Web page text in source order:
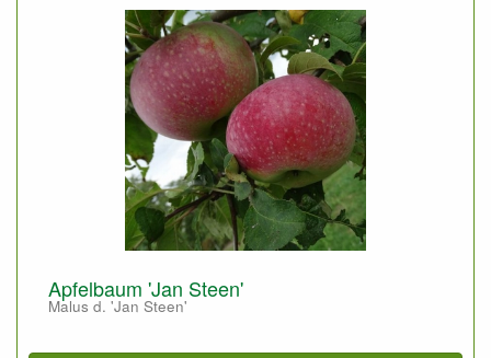
Apfelbaum 'Jan Steen'
Malus d. 'Jan Steen'